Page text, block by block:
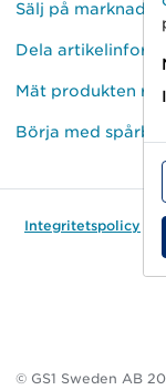
Sälj på
Dela
Mät produkten
Börja med
Integritetspolicy
© GS1 Sweden AB